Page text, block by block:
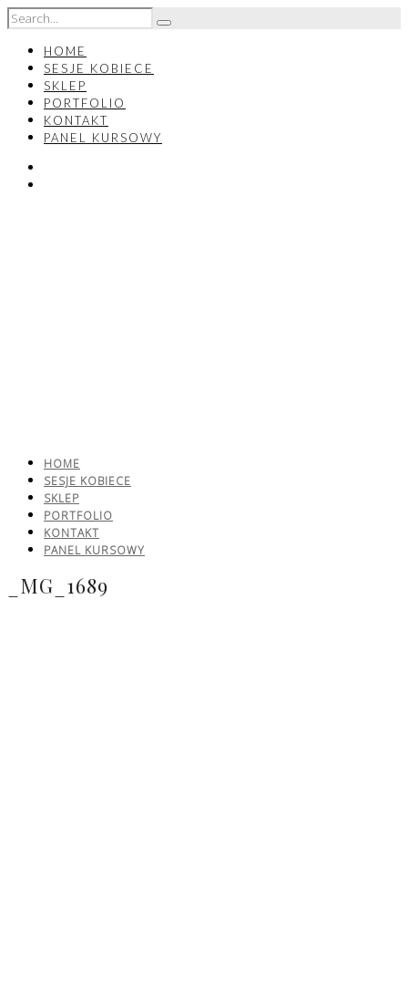
HOME
SESJE KOBIECE
SKLEP
PORTFOLIO
KONTAKT
PANEL KURSOWY
HOME
SESJE KOBIECE
SKLEP
PORTFOLIO
KONTAKT
PANEL KURSOWY
_MG_1689